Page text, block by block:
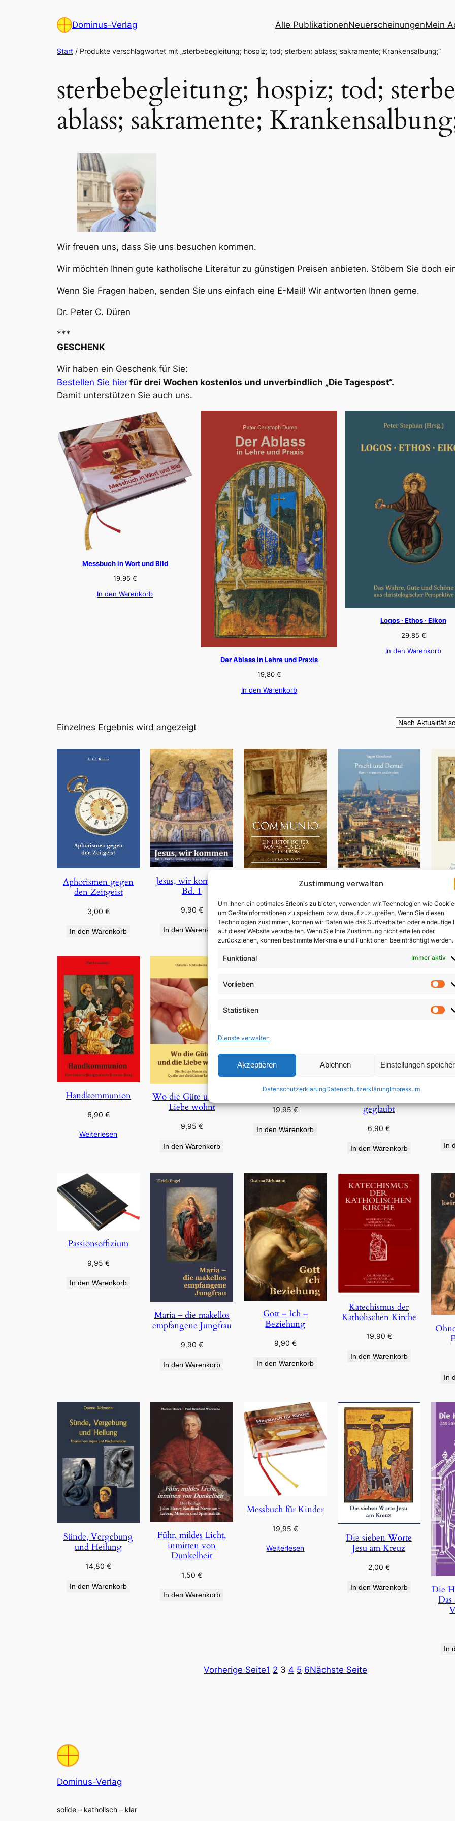
Zustimmung verwalten
Um Ihnen ein optimales Erlebnis zu bieten, verwenden wir Technologien wie
um Geräteinformationen zu speichern bzw. darauf zuzugreifen. Wenn Sie diesen
Technologien zustimmen, können wir Daten wie das Surfverhalten oder eindeutige
auf dieser Website verarbeiten. Wenn Sie Ihre Zustimmung nicht erteilen oder
zurückziehen, können bestimmte Merkmale und Funktionen beeinträchtigt werden.
Funktional Immer aktiv
Vorlieben
Statistiken
Dienste verwalten
Akzeptieren Ablehnen Einstellungen
DatenschutzerklärungDatenschutzerklärungImpressum
Dominus-Verlag Alle PublikationenNeuerscheinungenMein
Start / Produkte verschlagwortet mit „sterbebegleitung; hospiz; tod; sterben; ablass; sakramente; Krankensalbung;“
sterbebegleitung; hospiz; tod;
ablass; sakramente;
Wir freuen uns, dass Sie uns besuchen kommen.
Wir möchten Ihnen gute katholische Literatur zu günstigen Preisen anbieten. Stöbern Sie doch
Wenn Sie Fragen haben, senden Sie uns einfach eine E-Mail! Wir antworten Ihnen gerne.
Dr. Peter C. Düren
***
GESCHENK
Wir haben ein Geschenk für Sie:
Bestellen Sie hier für drei Wochen kostenlos und unverbindlich „Die Tagespost“.
Damit unterstützen Sie auch uns.
Messbuch in Wort und Bild
19,95 €
In den Warenkorb
Der Ablass in Lehre und Praxis
19,80 €
In den Warenkorb
Logos · Ethos · Eikon
29,85 €
In den Warenkorb
Einzelnes Ergebnis wird angezeigt
Aphorismen gegen
den Zeitgeist
3,00 €
In den Warenkorb
Jesus, wir kommen,
Bd. 1
9,90 €
In den Warenkorb
Communio
19,95€
In den Warenkorb
Pracht und Demut
5,90€
In den Warenkorb
In
Handkommunion
6,90 €
Weiterlesen
Wo die Güte und die
Liebe wohnt
9,95 €
In den Warenkorb
„Für viele vergossen“
19,95€
In den Warenkorb
geglaubt
6,90€
In den Warenkorb In
Passionsoffizium
9,95 €
In den Warenkorb
Maria – die makellos
empfangene Jungfrau
9,90 €
In den Warenkorb
Gott – Ich –
Beziehung
9,90 €
In den Warenkorb
Katechismus der
Katholischen Kirche
19,90 €
In den Warenkorb
In
Sünde, Vergebung
und Heilung
14,80€
In den Warenkorb
Führ, mildes Licht,
inmitten von
Dunkelheit
1,50€
In den Warenkorb
Messbuch für Kinder
19,95€
Weiterlesen
Die sieben Worte
Jesu am Kreuz
2,00 €
In den Warenkorb
Die
Das
In
Vorherige Seite1 2 3 4 5 6Nächste Seite
Dominus-Verlag
solide – katholisch – klar